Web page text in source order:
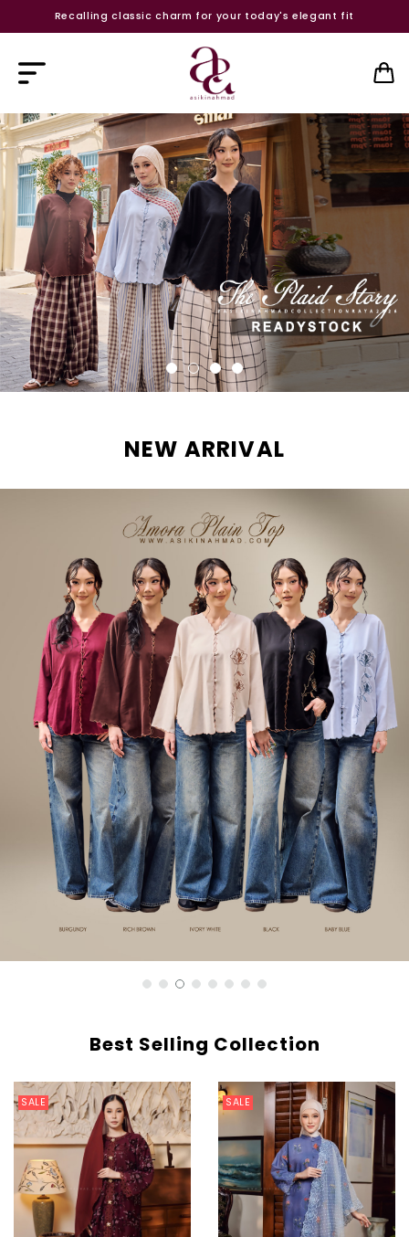
Recalling classic charm for your today's elegant fit
NEW ARRIVAL
Best Selling Collection
SALE SALE